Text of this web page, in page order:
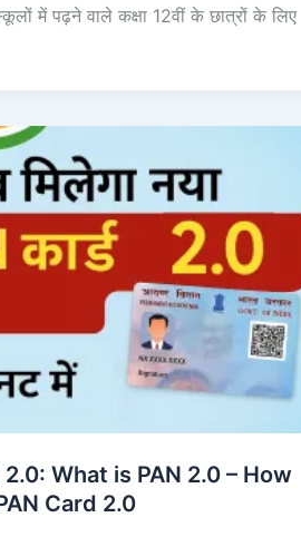
में पढ़ने वाले कक्षा 12वीं के छात्रों के लिए
2.0: What is PAN 2.0 – How
Card 2.0